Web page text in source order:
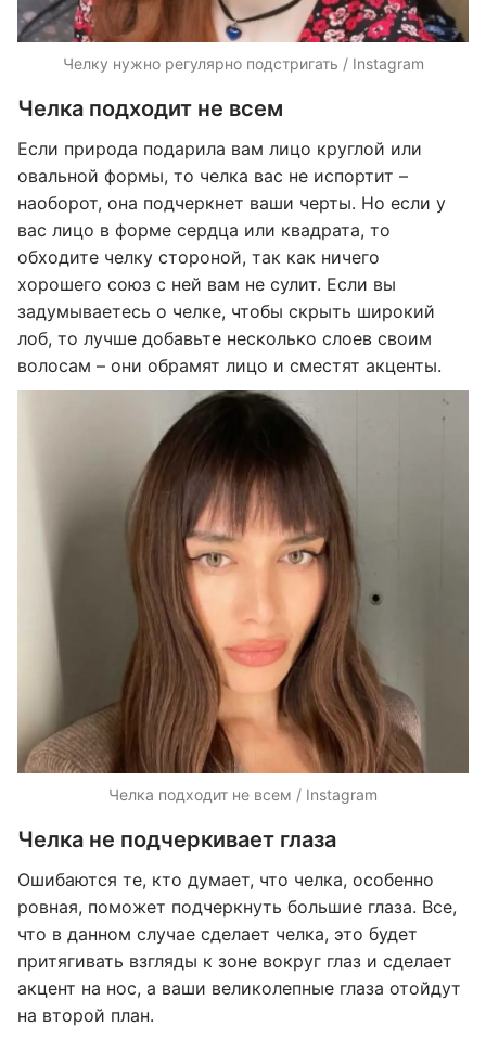
Челку нужно регулярно подстригать / Instagram
Челка подходит не всем
Если природа подарила вам лицо круглой или
овальной формы, то челка вас не испортит –
наоборот, она подчеркнет ваши черты. Но если у
вас лицо в форме сердца или квадрата, то
обходите челку стороной, так как ничего
хорошего союз с ней вам не сулит. Если вы
задумываетесь о челке, чтобы скрыть широкий
лоб, то лучше добавьте несколько слоев своим
волосам – они обрамят лицо и сместят акценты.
Челка подходит не всем / Instagram
Челка не подчеркивает глаза
Ошибаются те, кто думает, что челка, особенно
ровная, поможет подчеркнуть большие глаза. Все,
что в данном случае сделает челка, это будет
притягивать взгляды к зоне вокруг глаз и сделает
акцент на нос, а ваши великолепные глаза отойдут
на второй план.